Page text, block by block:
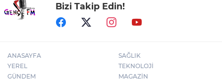
Muğla Seydikemer'de yangın sonrası
seferberlik
Bizi Takip Edin!
ANASAYFA
YEREL
GÜNDEM
SAĞLIK
TEKNOLOJİ
MAGAZİN